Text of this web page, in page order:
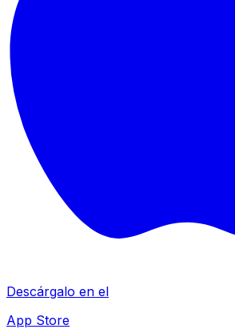
Descárgalo en el
App Store